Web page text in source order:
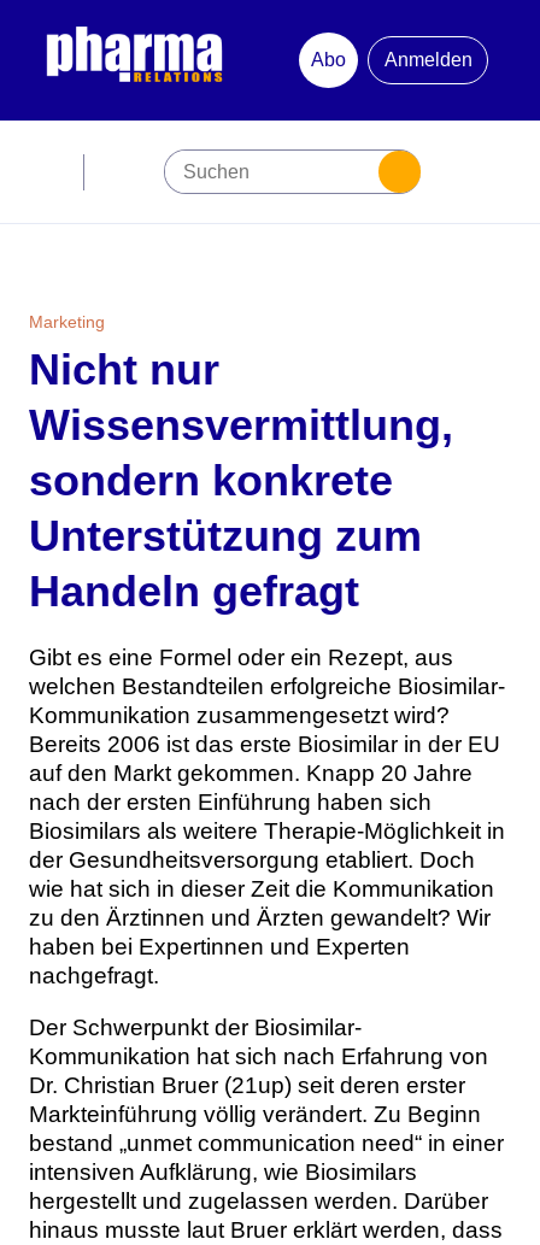
Abo
Anmelden
Jubiläum
Newsletter
Mediadaten
Themen
Branche
Studien
Digital Health
Personen
Aktuelle Ausgabe
Ausgabenarchiv
Abonnement
Über uns
Kontakt
Team
Werben
Marketing
Nicht nur
Wissensvermittlung,
sondern konkrete
Unterstützung zum
Handeln gefragt
Gibt es eine Formel oder ein Rezept, aus
welchen Bestandteilen erfolgreiche Biosimilar-
Kommunikation zusammengesetzt wird?
Bereits 2006 ist das erste Biosimilar in der EU
auf den Markt gekommen. Knapp 20 Jahre
nach der ersten Einführung haben sich
Biosimilars als weitere Therapie-Möglichkeit in
der Gesundheitsversorgung etabliert. Doch
wie hat sich in dieser Zeit die Kommunikation
zu den Ärztinnen und Ärzten gewandelt? Wir
haben bei Expertinnen und Experten
nachgefragt.
Der Schwerpunkt der Biosimilar-
Kommunikation hat sich nach Erfahrung von
Dr. Christian Bruer (21up) seit deren erster
Markteinführung völlig verändert. Zu Beginn
bestand „unmet communication need“ in einer
intensiven Aufklärung, wie Biosimilars
hergestellt und zugelassen werden. Darüber
hinaus musste laut Bruer erklärt werden, dass